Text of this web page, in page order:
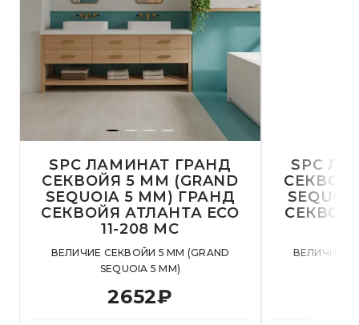
SPC ЛАМИНАТ ГРАНД
СЕКВОЙЯ 5 MM (GRAND
SEQUOIA 5 MM) ГРАНД
СЕКВОЙЯ АТЛАНТА ECO
11-208 MC
ВЕЛИЧИЕ СЕКВОЙИ 5 MM (GRAND
SEQUOIA 5 MM)
2652₽
SPC
ВЕЛИЧИЕ